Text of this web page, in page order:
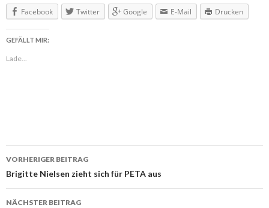
Facebook Twitter Google E-Mail Drucken
GEFÄLLT MIR:
Lade...
Beitragsnavigation
VORHERIGER BEITRAG
Brigitte Nielsen zieht sich für PETA aus
NÄCHSTER BEITRAG